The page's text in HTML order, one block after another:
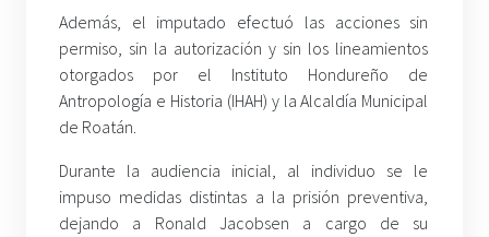
Además, el imputado efectuó las acciones sin
permiso, sin la autorización y sin los lineamientos
otorgados por el Instituto Hondureño de
Antropología e Historia (IHAH) y la Alcaldía Municipal
de Roatán.
Durante la audiencia inicial, al individuo se le
impuso medidas distintas a la prisión preventiva,
dejando a Ronald Jacobsen a cargo de su